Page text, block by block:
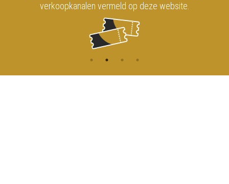
verkoopkanalen vermeld op deze website.